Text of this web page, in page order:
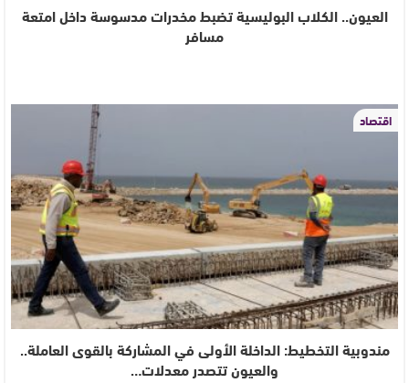
العيون.. الكلاب البوليسية تضبط مخدرات مدسوسة داخل امتعة
مسافر
اقتصاد
مندوبية التخطيط: الداخلة الأولى في المشاركة بالقوى العاملة..
والعيون تتصدر معدلات…